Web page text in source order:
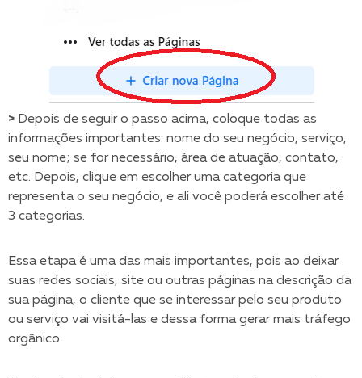
> Depois de seguir o passo acima, coloque todas as
informações importantes: nome do seu negócio, serviço,
seu nome; se for necessário, área de atuação, contato,
etc. Depois, clique em escolher uma categoria que
representa o seu negócio, e ali você poderá escolher até
3 categorias.
Essa etapa é uma das mais importantes, pois ao deixar
suas redes sociais, site ou outras páginas na descrição da
sua página, o cliente que se interessar pelo seu produto
ou serviço vai visitá-las e dessa forma gerar mais tráfego
orgânico.